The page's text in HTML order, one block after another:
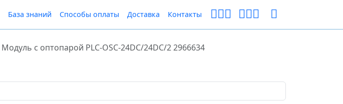
База знаний Способы оплаты Доставка Контакты
Модуль с оптопарой PLC-OSC-24DC/24DC/2 2966634